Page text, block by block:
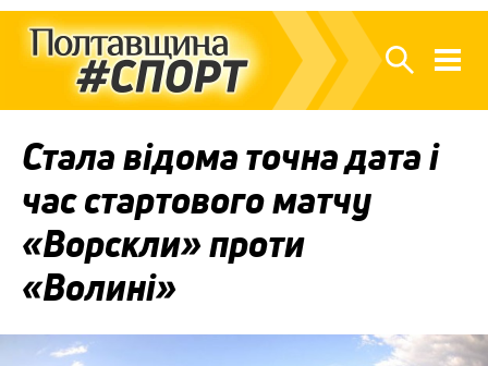
Стала відома точна дата і
час стартового матчу
«Ворскли» проти
«Волині»